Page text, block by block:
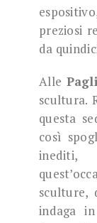
preziosi
da
Alle
scultura.
questa
così
inediti,
sculture,
indaga